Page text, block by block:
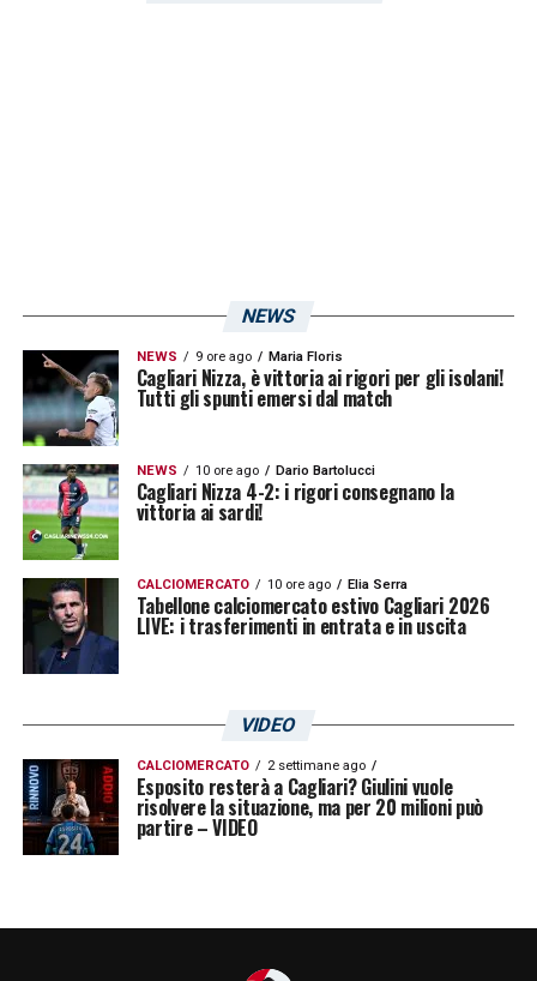
NEWS
NEWS 9 ore ago Maria Floris
Cagliari Nizza, è vittoria ai rigori per gli isolani!
Tutti gli spunti emersi dal match
NEWS 10 ore ago Dario Bartolucci
Cagliari Nizza 4-2: i rigori consegnano la
vittoria ai sardi!
CALCIOMERCATO 10 ore ago Elia Serra
Tabellone calciomercato estivo Cagliari 2026
LIVE: i trasferimenti in entrata e in uscita
VIDEO
CALCIOMERCATO 2 settimane ago
Esposito resterà a Cagliari? Giulini vuole
risolvere la situazione, ma per 20 milioni può
partire – VIDEO